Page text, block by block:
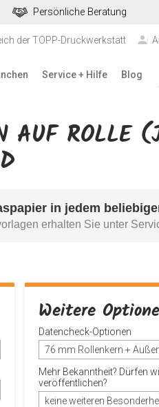
Persönliche Beratung
der TOPP-Druckwerkstatt
Service + Hilfe Blog
AUF ROLLE
in jedem
erhalten Sie unter
Weitere
Datencheck-Optionen
Mehr Bekanntheit? Dürfen
veröffentlichen?
keine weiteren